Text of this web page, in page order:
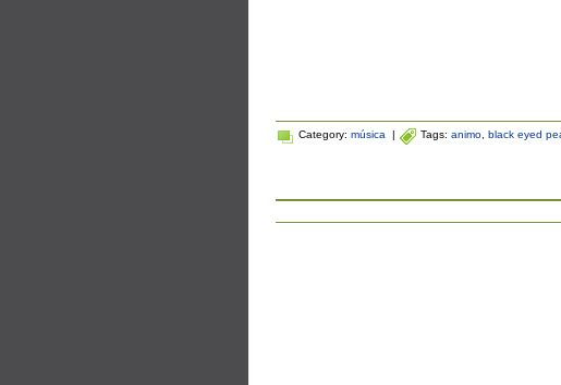
Category: música | Tags: animo black eyed